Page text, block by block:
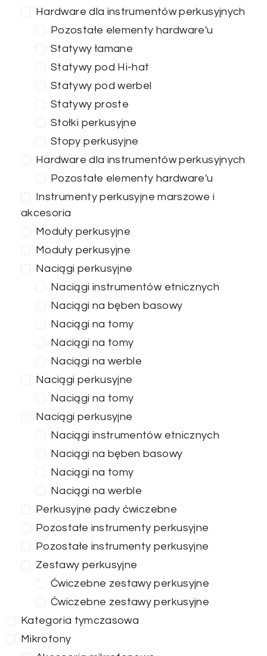
Hardware dla instrumentów perkusyjnych
Pozostałe elementy hardware'u
Statywy łamane
Statywy pod Hi-hat
Statywy pod werbel
Statywy proste
Stołki perkusyjne
Stopy perkusyjne
Hardware dla instrumentów perkusyjnych
Pozostałe elementy hardware'u
Instrumenty perkusyjne marszowe i
akcesoria
Moduły perkusyjne
Moduły perkusyjne
Naciągi perkusyjne
Naciągi instrumentów etnicznych
Naciągi na bęben basowy
Naciągi na tomy
Naciągi na tomy
Naciągi na werble
Naciągi perkusyjne
Naciągi na tomy
Naciągi perkusyjne
Naciągi instrumentów etnicznych
Naciągi na bęben basowy
Naciągi na tomy
Naciągi na werble
Perkusyjne pady ćwiczebne
Pozostałe instrumenty perkusyjne
Pozostałe instrumenty perkusyjne
Zestawy perkusyjne
Ćwiczebne zestawy perkusyjne
Ćwiczebne zestawy perkusyjne
Kategoria tymczasowa
Mikrofony
ZASTOSUJ FILTRY